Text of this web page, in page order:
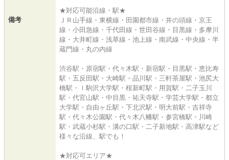
備考
★対応可能沿線・駅★
ＪＲ山手線・東横線・田園都市線・井の頭線・京王
線・小田急線・千代田線・世田谷線・目黒線・多摩川
線・大井町線・浅草線・池上線・南武線・中央線・半
蔵門線・丸の内線
渋谷駅・原宿駅・代々木駅・新宿駅・目黒駅・恵比寿
駅・五反田駅・大崎駅・品川駅・三軒茶屋駅・池尻大
橋駅・ｌ駒沢大学駅・桜新町駅・用賀駅・二子玉川
駅・代官山駅・中目黒・祐天寺駅・学芸大学駅・都立
大学駅・自由ヶ丘駅・下北沢駅・明大前駅・吉祥寺
駅・代々木公園駅・代々木八幡駅・参宮橋駅・川崎
駅・武蔵小杉駅・溝の口駅・二子新地駅・高津駅など
様々な沿線、駅でも！
★対応可エリア★